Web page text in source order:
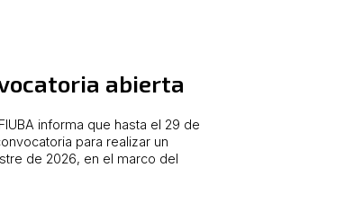
abierta
informa que hasta el 29 de
para realizar un
de 2026, en el marco del